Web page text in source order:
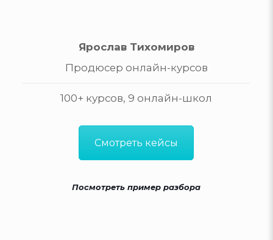
Ярослав Тихомиров
Продюсер онлайн-курсов
100+ курсов, 9 онлайн-школ
Смотреть кейсы
Посмотреть пример разбора